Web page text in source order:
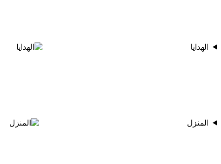
الهدايا
المنزل